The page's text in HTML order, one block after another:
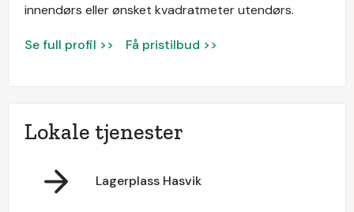
innendørs eller ønsket kvadratmeter utendørs.
Se full profil >> Få pristilbud >>
Lokale tjenester
Lagerplass Hasvik